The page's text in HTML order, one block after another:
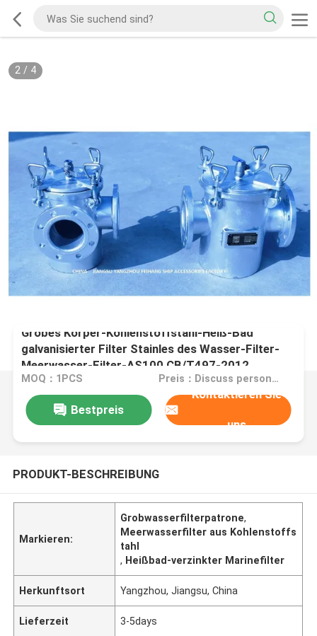
2/ 4
Grobes Körper-Kohlenstoffstahl-Heiß-Bad
galvanisierter Filter Stainles des Wasser-Filter-
Meerwasser-Filter-AS100 CB/T497-2012
MOQ：1PCS Preis：Discuss personally
Bestpreis
Kontaktieren Sie
uns
PRODUKT-BESCHREIBUNG
Markieren:
Grobwasserfilterpatrone,
Meerwasserfilter aus Kohlenstoffs
tahl
, Heißbad-verzinkter Marinefilter
Herkunftsort Yangzhou, Jiangsu, China
Lieferzeit 3-5days